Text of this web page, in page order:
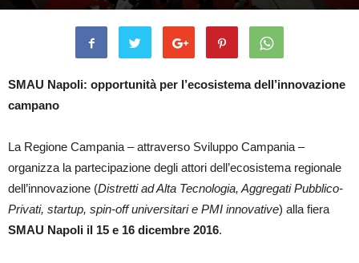
SMAU Napoli: opportunità per l’ecosistema dell’innovazione
campano
La Regione Campania – attraverso Sviluppo Campania –
organizza la partecipazione degli attori dell’ecosistema regionale
dell’innovazione (Distretti ad Alta Tecnologia, Aggregati Pubblico-
Privati, startup, spin-off universitari e PMI innovative) alla fiera
SMAU Napoli il 15 e 16 dicembre 2016.